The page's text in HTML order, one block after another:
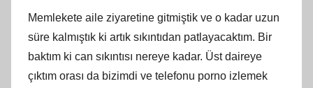
Memlekete aile ziyaretine gitmiştik ve o kadar uzun
süre kalmıştık ki artık sıkıntıdan patlayacaktım. Bir
baktım ki can sıkıntısı nereye kadar. Üst daireye
çıktım orası da bizimdi ve telefonu porno izlemek